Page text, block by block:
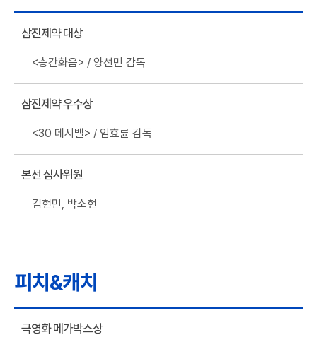
삼진제약 대상
<층간화음> / 양선민 감독
삼진제약 우수상
<30 데시벨> / 임효륜 감독
본선 심사위원
김현민, 박소현
피치&캐치
극영화 메가박스상